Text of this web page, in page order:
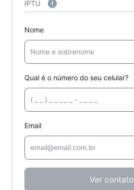
IPTU
Nome
Qual é o número do seu celular?
Email
Ver contato